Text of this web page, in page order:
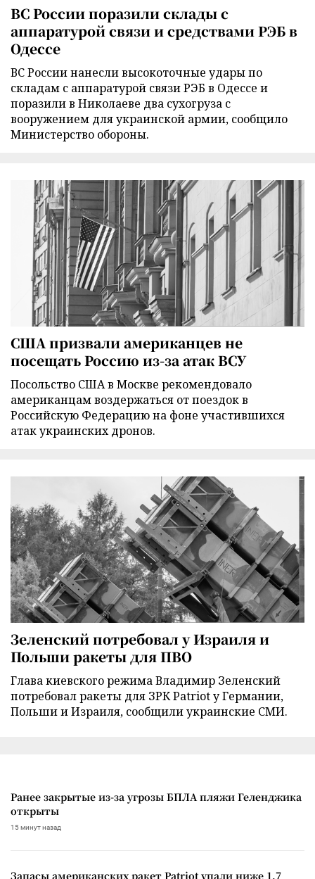
ВС России поразили склады с
аппаратурой связи и средствами РЭБ в
Одессе
ВС России нанесли высокоточные удары по
складам с аппаратурой связи РЭБ в Одессе и
поразили в Николаеве два сухогруза с
вооружением для украинской армии, сообщило
Министерство обороны.
США призвали американцев не
посещать Россию из-за атак ВСУ
Посольство США в Москве рекомендовало
американцам воздержаться от поездок в
Российскую Федерацию на фоне участившихся
атак украинских дронов.
Зеленский потребовал у Израиля и
Польши ракеты для ПВО
Глава киевского режима Владимир Зеленский
потребовал ракеты для ЗРК Patriot у Германии,
Польши и Израиля, сообщили украинские СМИ.
Ранее закрытые из-за угрозы БПЛА пляжи Геленджика
открыты
15 минут назад
Запасы американских ракет Patriot упали ниже 1,7